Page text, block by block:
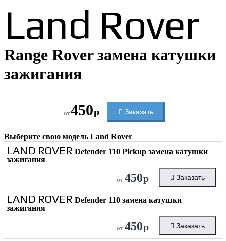
Land Rover
Range Rover замена катушки
зажигания
от450р Заказать
Выберите свою модель Land Rover
LAND ROVER Defender 110 Pickup замена катушки
зажигания
от 450р Заказать
LAND ROVER Defender 110 замена катушки
зажигания
от 450р Заказать